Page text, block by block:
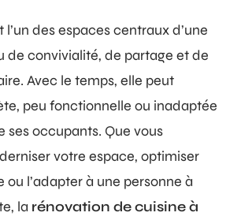
l’un des espaces centraux d’une
de convivialité, de partage et de
Avec le temps, elle peut
peu fonctionnelle ou inadaptée
ses occupants. Que vous
votre espace, optimiser
ou l’adapter à une personne à
la rénovation de cuisine à